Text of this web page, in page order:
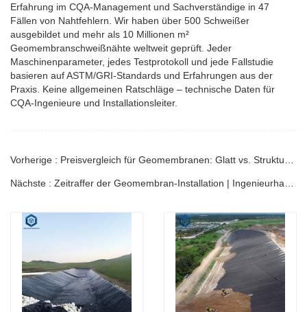
Erfahrung im CQA-Management und Sachverständige in 47
Fällen von Nahtfehlern. Wir haben über 500 Schweißer
ausgebildet und mehr als 10 Millionen m²
Geomembranschweißnähte weltweit geprüft. Jeder
Maschinenparameter, jedes Testprotokoll und jede Fallstudie
basieren auf ASTM/GRI-Standards und Erfahrungen aus der
Praxis. Keine allgemeinen Ratschläge – technische Daten für
CQA-Ingenieure und Installationsleiter.